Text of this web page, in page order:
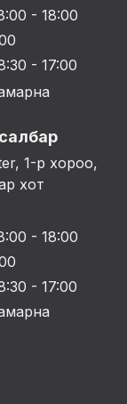
- 18:00
- 17:00
1-р хороо,
хот
- 18:00
- 17:00